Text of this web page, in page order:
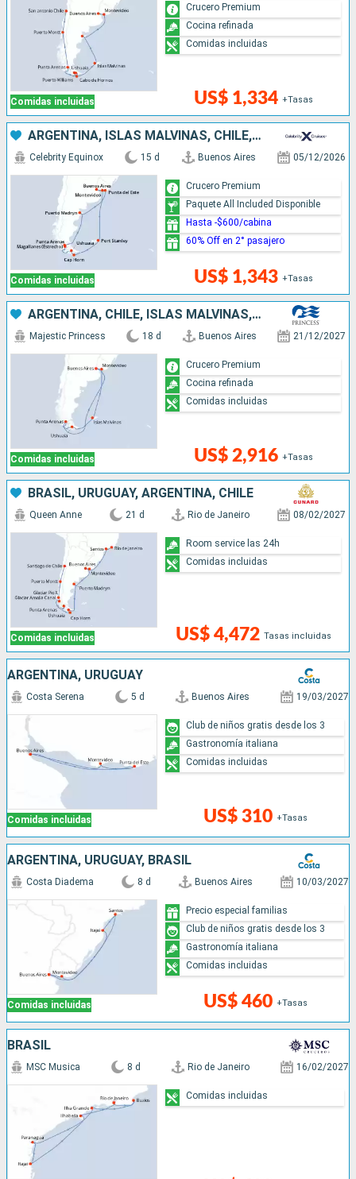
Comidas incluidas US$ 1,334 +Tasas
Crucero Premium
Cocina refinada
Comidas incluidas
ARGENTINA, ISLAS MALVINAS, CHILE, URUGUAY
Comidas incluidas
Celebrity Equinox 15 d Buenos Aires 05/12/2026
US$ 1,343 +Tasas
Crucero Premium
Paquete All Included Disponible
Hasta -$600/cabina
60% Off en 2° pasajero
ARGENTINA, CHILE, ISLAS MALVINAS, URUGUAY
Comidas incluidas
Majestic Princess 18 d Buenos Aires 21/12/2027
US$ 2,916 +Tasas
Crucero Premium
Cocina refinada
Comidas incluidas
BRASIL, URUGUAY, ARGENTINA, CHILE
Comidas incluidas
Queen Anne 21 d Rio de Janeiro 08/02/2027
US$ 4,472 Tasas incluidas
Room service las 24h
Comidas incluidas
ARGENTINA, URUGUAY
Comidas incluidas
Costa Serena 5 d Buenos Aires 19/03/2027
US$ 310 +Tasas
Club de niños gratis desde los 3
Gastronomía italiana
Comidas incluidas
ARGENTINA, URUGUAY, BRASIL
Comidas incluidas
Costa Diadema 8 d Buenos Aires 10/03/2027
US$ 460 +Tasas
Precio especial familias
Club de niños gratis desde los 3
Gastronomía italiana
Comidas incluidas
BRASIL
MSC Musica 8 d Rio de Janeiro 16/02/2027
Comidas incluidas